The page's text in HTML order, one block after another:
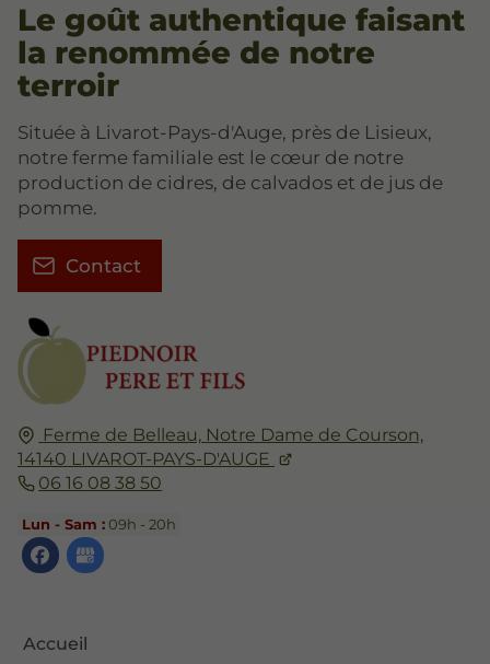
Ferme de Belleau, Notre Dame de Courson,
14140 LIVAROT-PAYS-D'AUGE
06 16 08 38 50
Lun - Sam :09h - 20h
Accueil
Le goût authentique faisant
la renommée de notre
terroir
Située à Livarot-Pays-d'Auge, près de Lisieux,
notre ferme familiale est le cœur de notre
production de cidres, de calvados et de jus de
pomme.
Contact